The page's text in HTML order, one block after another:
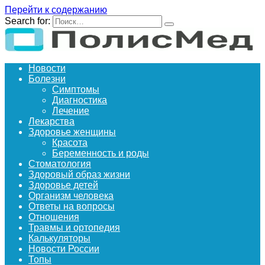
Перейти к содержанию
Search for:
Новости
Болезни
Симптомы
Диагностика
Лечение
Лекарства
Здоровье женщины
Красота
Беременность и роды
Стоматология
Здоровый образ жизни
Здоровье детей
Организм человека
Ответы на вопросы
Отношения
Травмы и ортопедия
Калькуляторы
Новости России
Топы